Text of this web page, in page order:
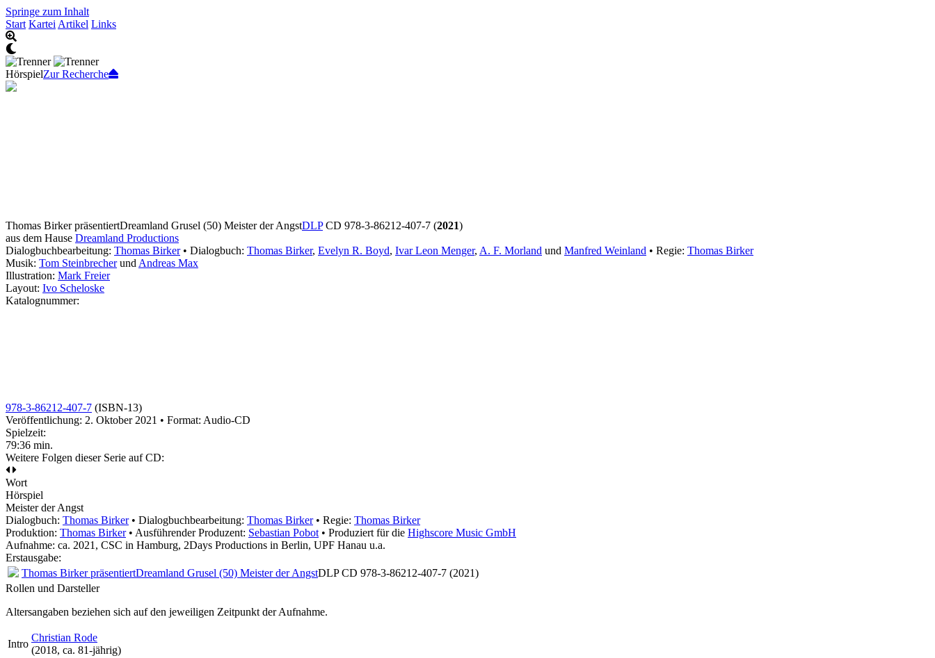
Springe zum Inhalt
Start Kartei Artikel Links
HörspielZur Recherche
Thomas Birker präsentiertDreamland Grusel (50) Meister der AngstDLPCD 978-3-86212-407-7 (2021)
aus dem Hause Dreamland Productions
Dialogbuchbearbeitung: Thomas Birker• Dialogbuch: Thomas Birker, Evelyn R. Boyd, Ivar Leon Menger, A. F. Morland und Manfred Weinland • Regie: Thomas Birker
Musik: Tom Steinbrecherund Andreas Max
Illustration: Mark Freier
Layout: Ivo Scheloske
Katalognummer:
978-3-86212-407-7 (ISBN-13)
Veröffentlichung: 2. Oktober 2021 • Format: Audio-CD
Spielzeit:
79:36 min.
Weitere Folgen dieser Serie auf CD:
Wort
Hörspiel
Meister der Angst
Dialogbuch: Thomas Birker• Dialogbuchbearbeitung: Thomas Birker• Regie: Thomas Birker
Produktion: Thomas Birker• Ausführender Produzent: Sebastian Pobot • Produziert für die Highscore Music GmbH
Aufnahme: ca. 2021, CSC in Hamburg, 2Days Productions in Berlin, UPF Hanau u.a.
Erstausgabe:
Thomas Birker präsentiertDreamland Grusel (50) Meister der AngstDLP CD 978-3-86212-407-7 (2021)
Rollen und Darsteller
Altersangaben beziehen sich auf den jeweiligen Zeitpunkt der Aufnahme.
Intro
Christian Rode
(2018, ca. 81‑jährig)